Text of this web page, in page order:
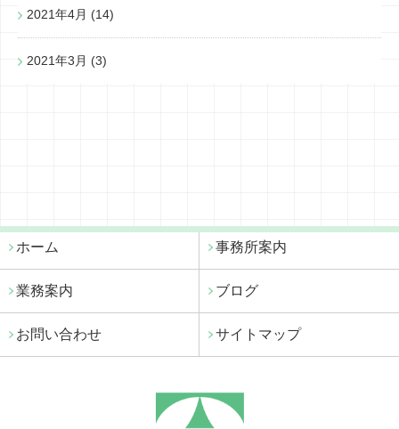
2021年4月 (14)
2021年3月 (3)
ホーム 事務所案内
業務案内 ブログ
お問い合わせ サイトマップ